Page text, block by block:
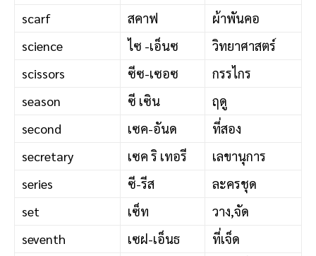
scarf
สคาฟ
ผ้าพันคอ
science
ไซ -เอ็นซ
วิทยาศาสตร์
scissors
ซีซ-เซอซ
กรรไกร
season
ซี เซิน
ฤดู
second
เซค-อันด
ที่สอง
secretary
เซค ริ เทอรี
เลขานุการ
series
ซี-รีส
ละครชุด
set
เซ็ท
วาง,จัด
seventh
เซฝ-เอ็นธ
ที่เจ็ด